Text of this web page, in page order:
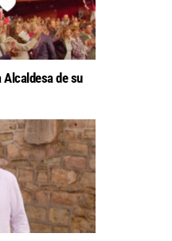
de su